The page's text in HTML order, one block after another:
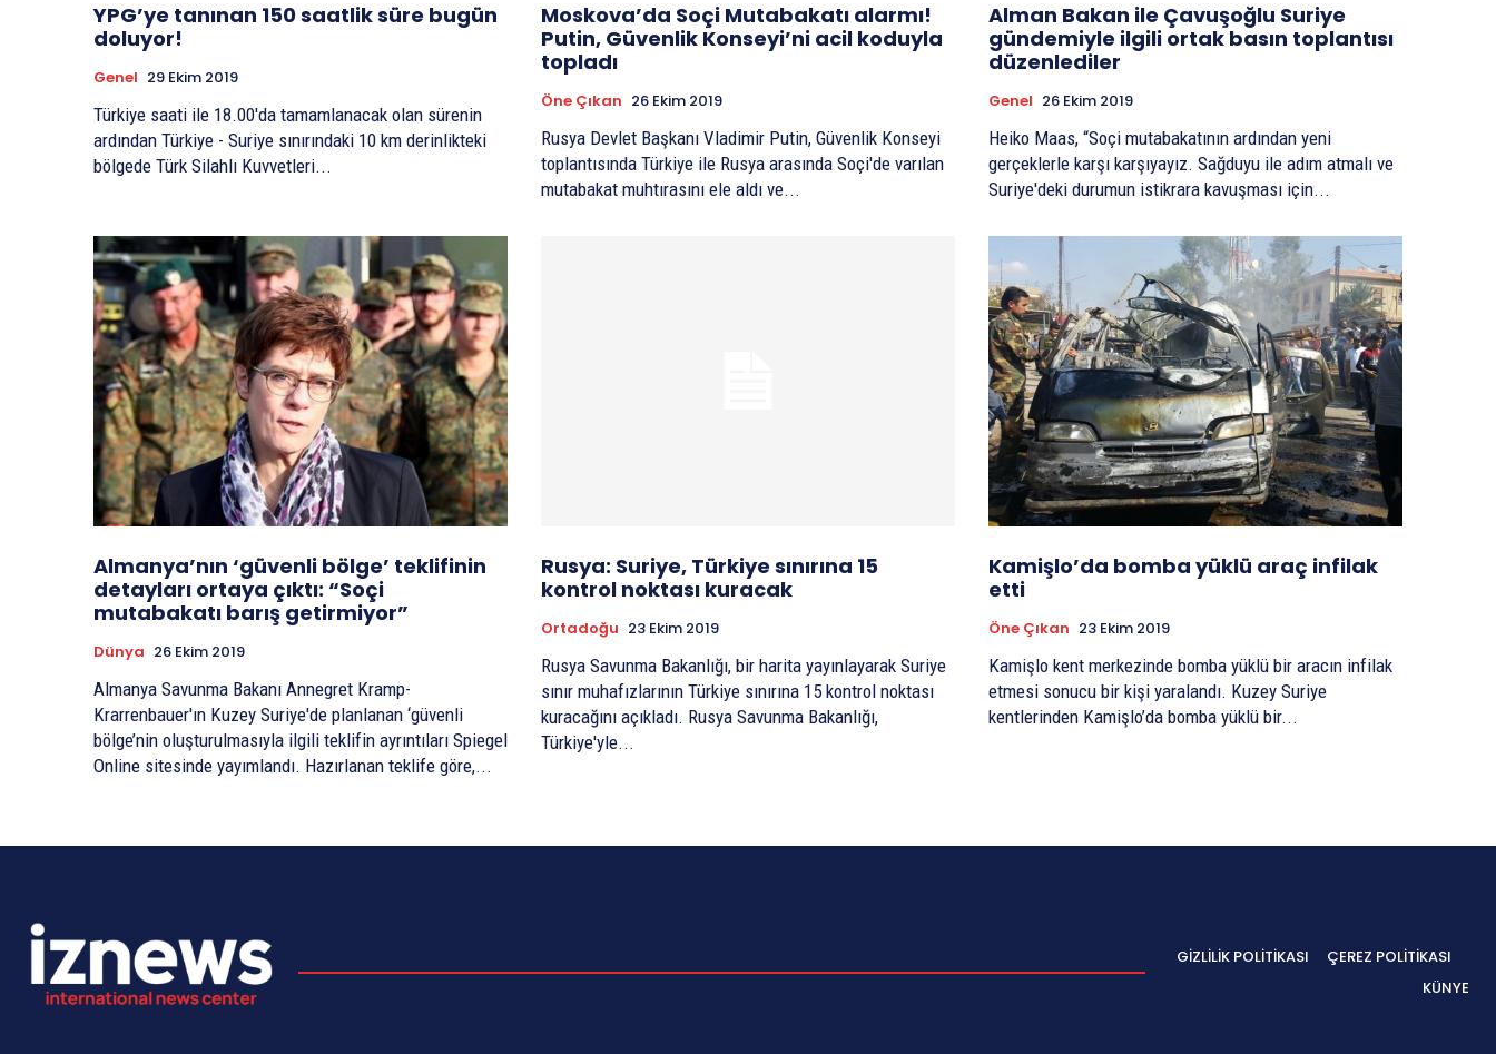
YPG’ye tanınan 150 saatlik süre bugün
doluyor!
Genel 29 Ekim 2019
Türkiye saati ile 18.00'da tamamlanacak olan sürenin
ardından Türkiye - Suriye sınırındaki 10 km derinlikteki
bölgede Türk Silahlı Kuvvetleri...
Moskova’da Soçi Mutabakatı alarmı!
Putin, Güvenlik Konseyi’ni acil koduyla
topladı
Öne Çıkan 26 Ekim 2019
Rusya Devlet Başkanı Vladimir Putin, Güvenlik Konseyi
toplantısında Türkiye ile Rusya arasında Soçi'de varılan
mutabakat muhtırasını ele aldı ve...
Alman Bakan ile Çavuşoğlu Suriye
gündemiyle ilgili ortak basın toplantısı
düzenlediler
Genel 26 Ekim 2019
Heiko Maas, “Soçi mutabakatının ardından yeni
gerçeklerle karşı karşıyayız. Sağduyu ile adım atmalı ve
Suriye'deki durumun istikrara kavuşması için...
Almanya’nın ‘güvenli bölge’ teklifinin
detayları ortaya çıktı: “Soçi
mutabakatı barış getirmiyor”
Dünya 26 Ekim 2019
Almanya Savunma Bakanı Annegret Kramp-
Krarrenbauer'ın Kuzey Suriye'de planlanan ‘güvenli
bölge’nin oluşturulmasıyla ilgili teklifin ayrıntıları Spiegel
Online sitesinde yayımlandı. Hazırlanan teklife göre,...
Rusya: Suriye, Türkiye sınırına 15
kontrol noktası kuracak
Ortadoğu 23 Ekim 2019
Rusya Savunma Bakanlığı, bir harita yayınlayarak Suriye
sınır muhafızlarının Türkiye sınırına 15 kontrol noktası
kuracağını açıkladı. Rusya Savunma Bakanlığı,
Türkiye'yle...
Kamişlo’da bomba yüklü araç infilak
etti
Öne Çıkan 23 Ekim 2019
Kamişlo kent merkezinde bomba yüklü bir aracın infilak
etmesi sonucu bir kişi yaralandı. Kuzey Suriye
kentlerinden Kamişlo’da bomba yüklü bir...
GIZLILIK POLITIKASI
ÇEREZ POLITIKASI
KÜNYE